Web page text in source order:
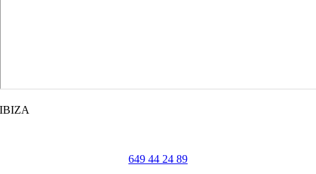
IBIZA
649 44 24 89